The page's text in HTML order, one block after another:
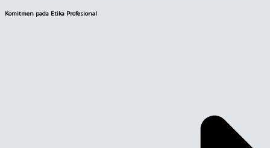
Komitmen pada Etika Profesional